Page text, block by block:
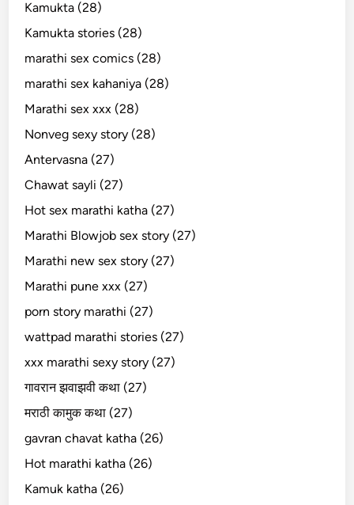
Kamukta (28)
Kamukta stories (28)
marathi sex comics (28)
marathi sex kahaniya (28)
Marathi sex xxx (28)
Nonveg sexy story (28)
Antervasna (27)
Chawat sayli (27)
Hot sex marathi katha (27)
Marathi Blowjob sex story (27)
Marathi new sex story (27)
Marathi pune xxx (27)
porn story marathi (27)
wattpad marathi stories (27)
xxx marathi sexy story (27)
गावरान झवाझवी कथा (27)
मराठी कामुक कथा (27)
gavran chavat katha (26)
Hot marathi katha (26)
Kamuk katha (26)